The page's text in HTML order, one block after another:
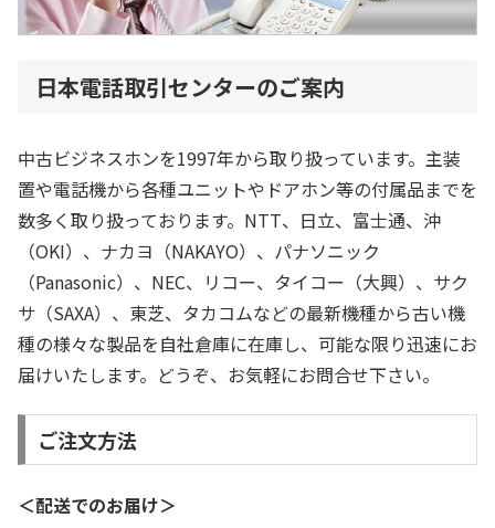
日本電話取引センターのご案内
中古ビジネスホンを1997年から取り扱っています。主装
置や電話機から各種ユニットやドアホン等の付属品までを
数多く取り扱っております。NTT、日立、富士通、沖
（OKI）、ナカヨ（NAKAYO）、パナソニック
（Panasonic）、NEC、リコー、タイコー（大興）、サク
サ（SAXA）、東芝、タカコムなどの最新機種から古い機
種の様々な製品を自社倉庫に在庫し、可能な限り迅速にお
届けいたします。どうぞ、お気軽にお問合せ下さい。
ご注文方法
＜配送でのお届け＞